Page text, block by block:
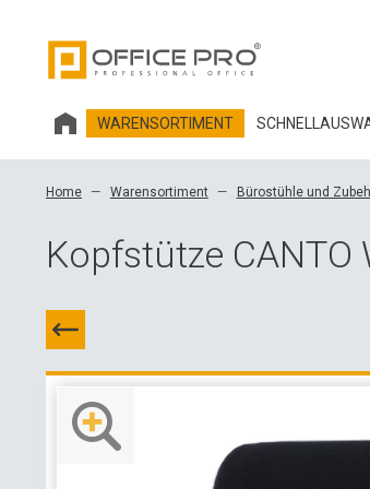
WARENSORTIMENT
Home Warensortiment Bürostühle und
Kopfstütze CANTO